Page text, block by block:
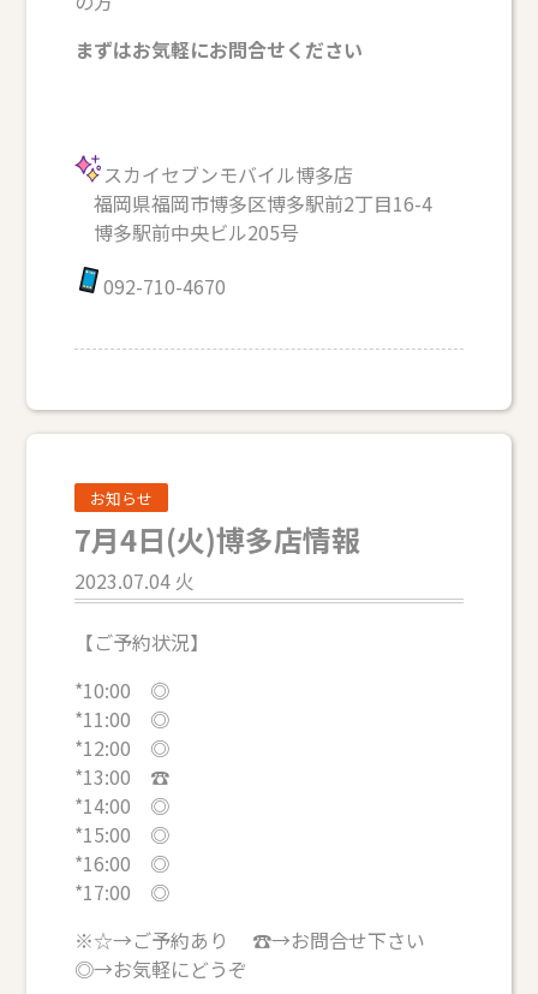
まずはお気軽にお問合せください
スカイセブンモバイル博多店
福岡県福岡市博多区博多駅前2丁目16-4
博多駅前中央ビル205号
092-710-4670
お知らせ
7月4日(火)博多店情報
2023.07.04 火
【ご予約状況】
*10:00 ◎
*11:00 ◎
*12:00 ◎
*13:00 ☎
*14:00 ◎
*15:00 ◎
*16:00 ◎
*17:00 ◎
※☆→ご予約あり ☎→お問合せ下さい
◎→お気軽にどうぞ